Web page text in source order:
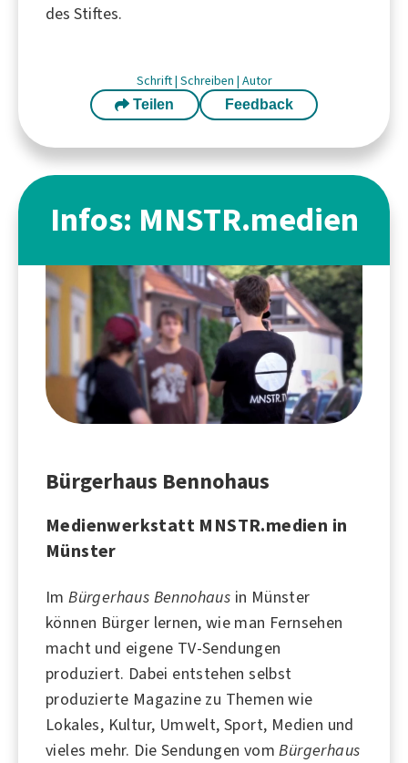
des Stiftes.
Schrift| Schreiben | Autor
Teilen Feedback
Infos: MNSTR.medien
Bürgerhaus Bennohaus
Medienwerkstatt MNSTR.medien in
Münster
ImBürgerhaus Bennohaus in Münster
können Bürger lernen, wie man Fernsehen
macht und eigene TV-Sendungen
produziert. Dabei entstehen selbst
produzierte Magazine zu Themen wie
Lokales, Kultur, Umwelt, Sport, Medien und
vieles mehr. Die Sendungen vomBürgerhaus